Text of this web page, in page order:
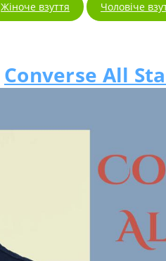
Жіноче взуття Чоловіче
Converse All